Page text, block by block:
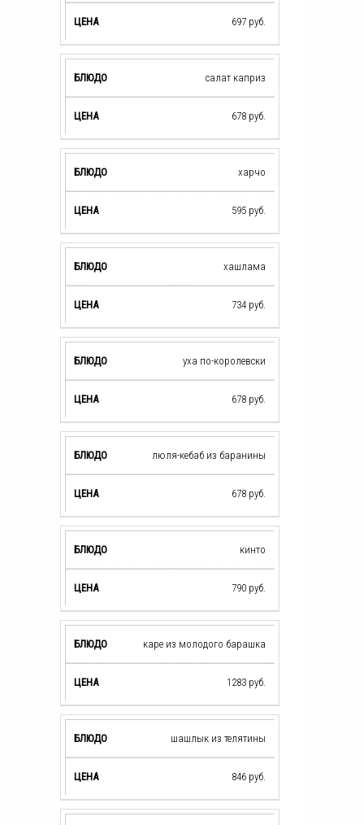
697 руб.
салат каприз
678 руб.
харчо
595 руб.
хашлама
734 руб.
уха по-королевски
678 руб.
люля-кебаб из баранины
678 руб.
кинто
790 руб.
каре из молодого барашка
1283 руб.
шашлык из телятины
846 руб.